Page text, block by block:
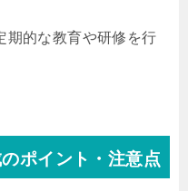
期的な教育や研修を行
ポイント・注意点